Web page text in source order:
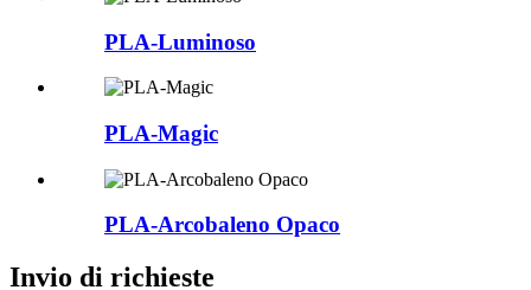
PLA-Luminoso
PLA-Magic
PLA-Arcobaleno Opaco
Invio di richieste